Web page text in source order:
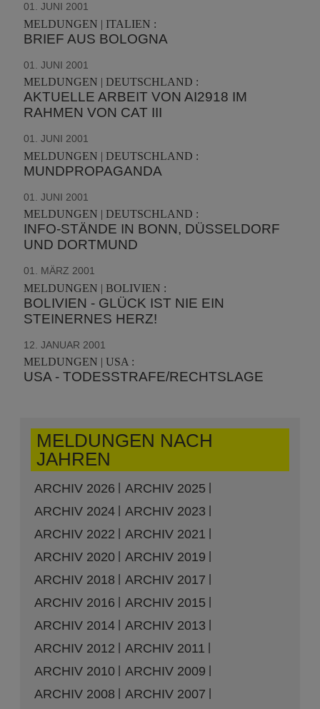
01. JUNI 2001
MELDUNGEN | ITALIEN :
BRIEF AUS BOLOGNA
01. JUNI 2001
MELDUNGEN | DEUTSCHLAND :
AKTUELLE ARBEIT VON AI2918 IM
RAHMEN VON CAT III
01. JUNI 2001
MELDUNGEN | DEUTSCHLAND :
MUNDPROPAGANDA
01. JUNI 2001
MELDUNGEN | DEUTSCHLAND :
INFO-STÄNDE IN BONN, DÜSSELDORF
UND DORTMUND
01. MÄRZ 2001
MELDUNGEN | BOLIVIEN :
BOLIVIEN - GLÜCK IST NIE EIN
STEINERNES HERZ!
12. JANUAR 2001
MELDUNGEN | USA :
USA - TODESSTRAFE/RECHTSLAGE
MELDUNGEN NACH
JAHREN
ARCHIV 2026
ARCHIV 2025
ARCHIV 2024
ARCHIV 2023
ARCHIV 2022
ARCHIV 2021
ARCHIV 2020
ARCHIV 2019
ARCHIV 2018
ARCHIV 2017
ARCHIV 2016
ARCHIV 2015
ARCHIV 2014
ARCHIV 2013
ARCHIV 2012
ARCHIV 2011
ARCHIV 2010
ARCHIV 2009
ARCHIV 2008
ARCHIV 2007